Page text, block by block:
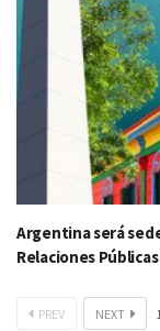
Argentina será
Relaciones
PREV NEXT